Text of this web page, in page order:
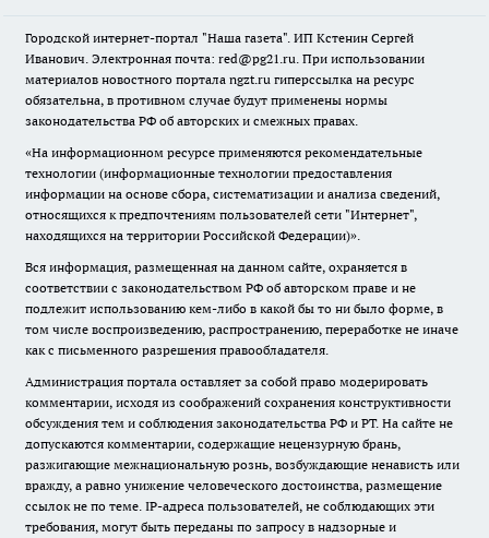
Городской интернет-портал "Наша газета". ИП Кстенин Сергей
Иванович. Электронная почта: red@pg21.ru. При использовании
материалов новостного портала ngzt.ru гиперссылка на ресурс
обязательна, в противном случае будут применены нормы
законодательства РФ об авторских и смежных правах.
«На информационном ресурсе применяются рекомендательные
технологии (информационные технологии предоставления
информации на основе сбора, систематизации и анализа сведений,
относящихся к предпочтениям пользователей сети "Интернет",
находящихся на территории Российской Федерации)».
Вся информация, размещенная на данном сайте, охраняется в
соответствии с законодательством РФ об авторском праве и не
подлежит использованию кем-либо в какой бы то ни было форме, в
том числе воспроизведению, распространению, переработке не иначе
как с письменного разрешения правообладателя.
Администрация портала оставляет за собой право модерировать
комментарии, исходя из соображений сохранения конструктивности
обсуждения тем и соблюдения законодательства РФ и РТ. На сайте не
допускаются комментарии, содержащие нецензурную брань,
разжигающие межнациональную рознь, возбуждающие ненависть или
вражду, а равно унижение человеческого достоинства, размещение
ссылок не по теме. IP-адреса пользователей, не соблюдающих эти
требования, могут быть переданы по запросу в надзорные и